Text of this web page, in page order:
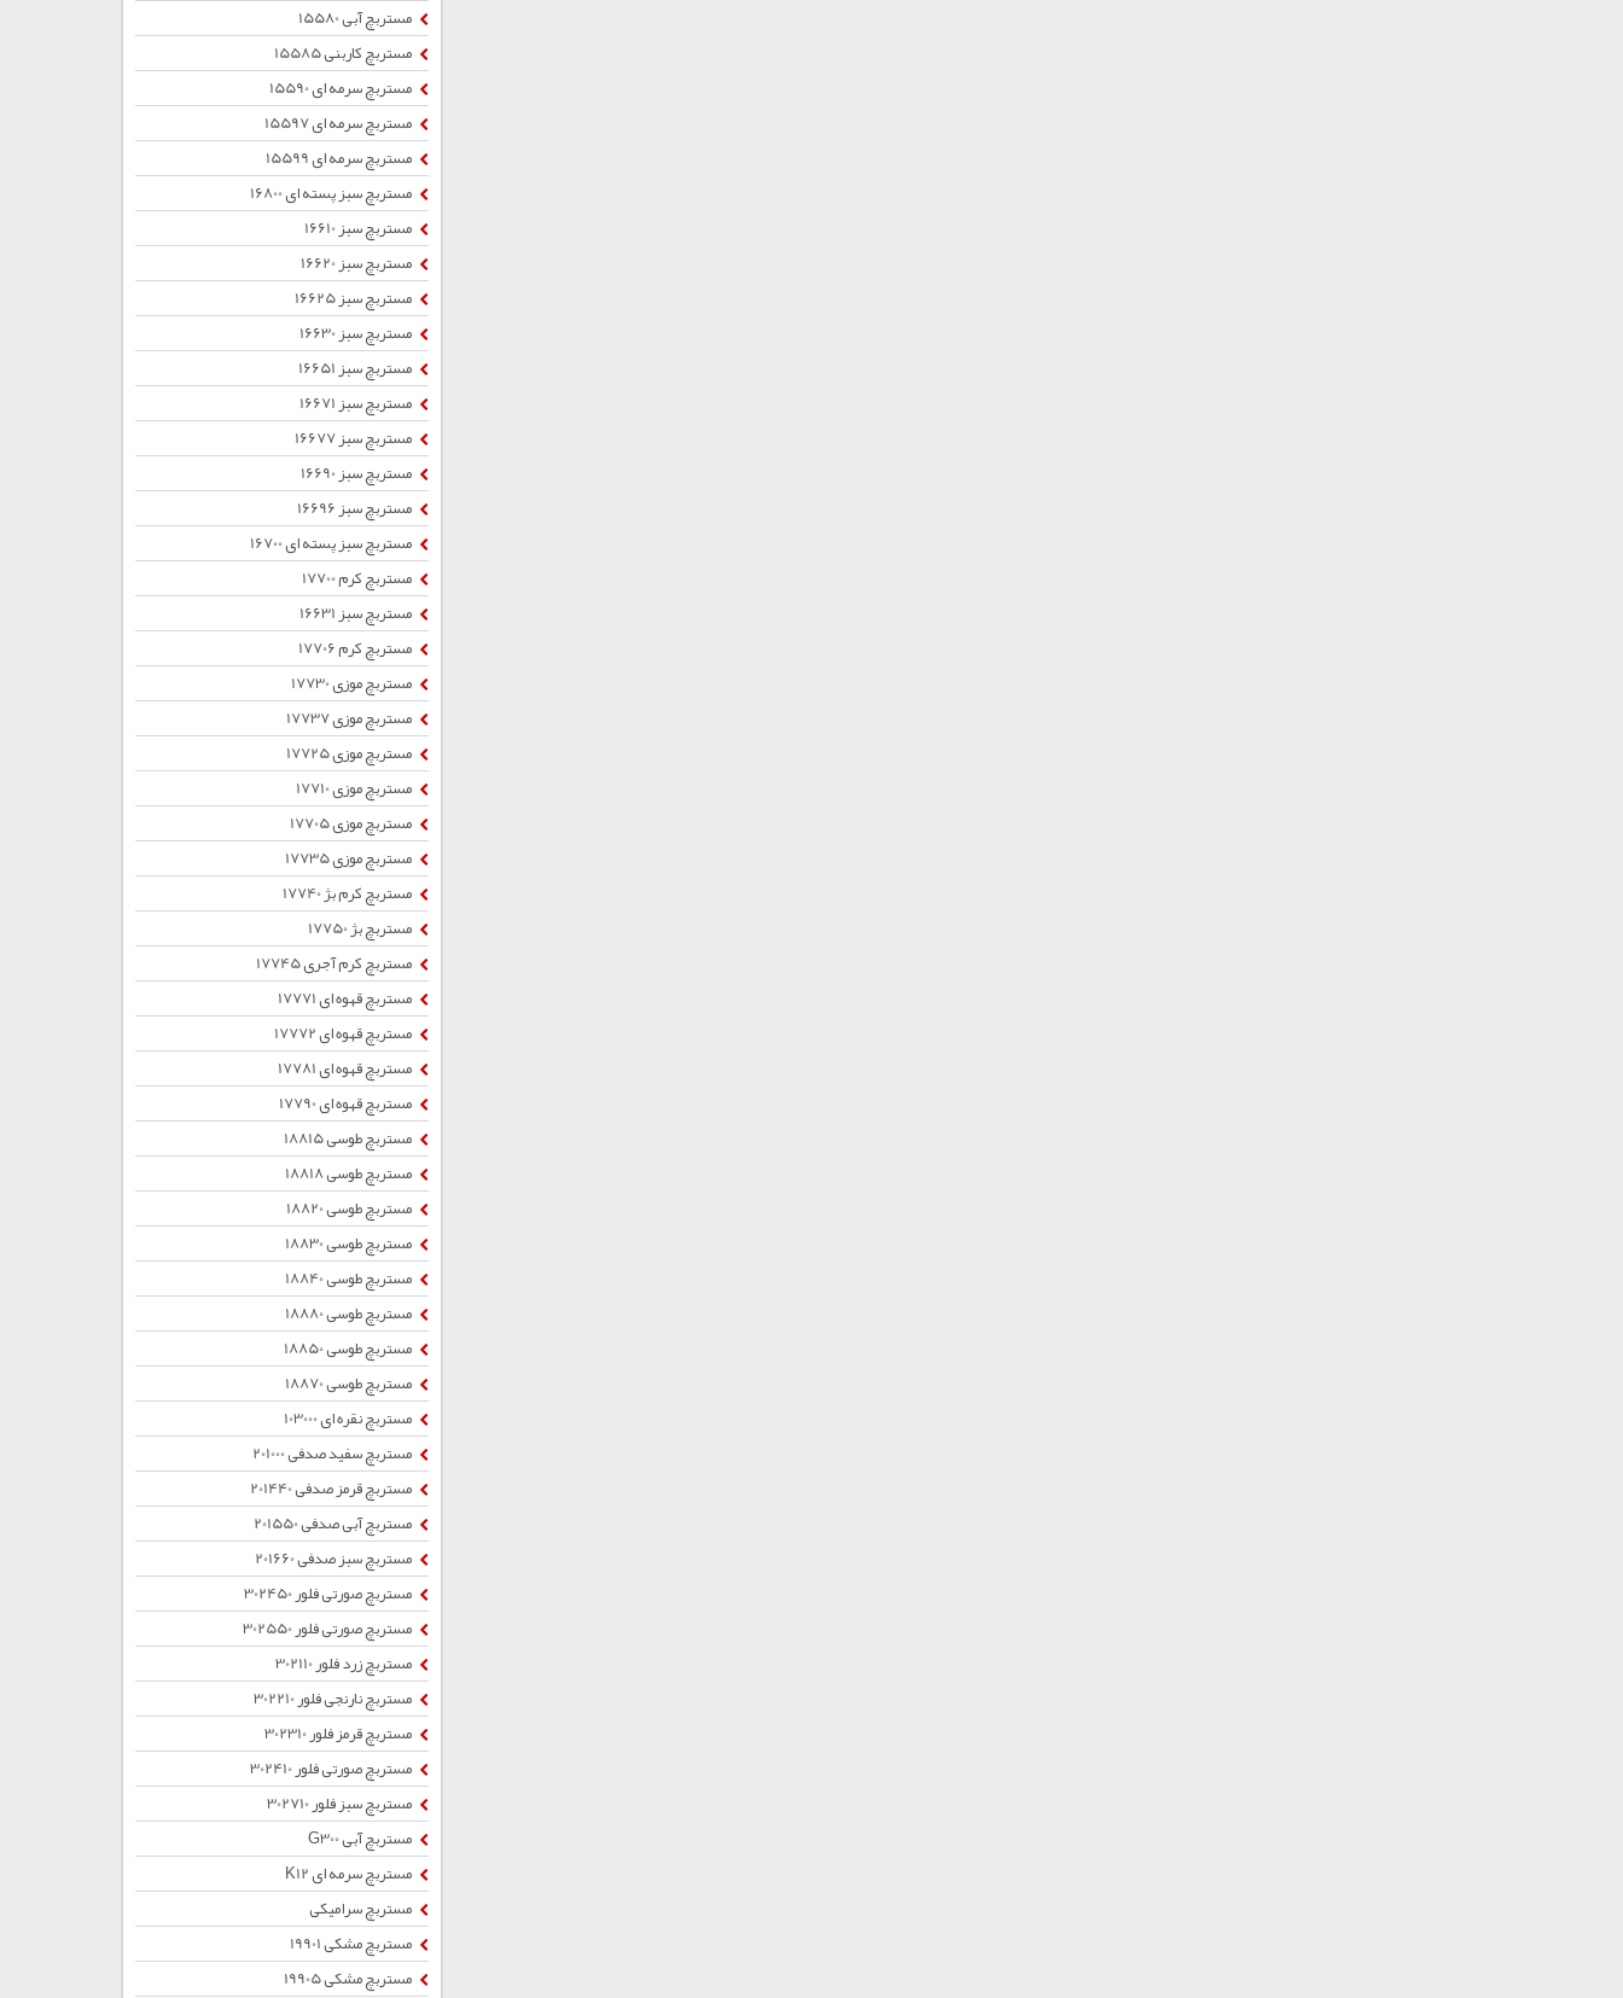
مستربچ آبی 15580
مستربچ کاربنی 15585
مستربچ سرمه ای 15590
مستربچ سرمه ای 15597
مستربچ سرمه ای 15599
مستربچ سبز پسته ای 16800
مستربچ سبز 16610
مستربچ سبز 16620
مستربچ سبز 16625
مستربچ سبز 16630
مستربچ سبز 16651
مستربچ سبز 16671
مستربچ سبز 16677
مستربچ سبز 16690
مستربچ سبز 16696
مستربچ سبز پسته ای 16700
مستربچ کرم 17700
مستربچ سبز 16631
مستربچ کرم 17706
مستربچ موزی 17730
مستربچ موزی 17737
مستربچ موزی 17725
مستربچ موزی 17710
مستربچ موزی 17705
مستربچ موزی 17735
مستربچ کرم بژ 17740
مستربچ بژ 17750
مستربچ کرم آجری 17745
مستربچ قهوه ای 17771
مستربچ قهوه ای 17772
مستربچ قهوه ای 17781
مستربچ قهوه ای 17790
مستربچ طوسی 18815
مستربچ طوسی 18818
مستربچ طوسی 18820
مستربچ طوسی 18830
مستربچ طوسی 18840
مستربچ طوسی 18880
مستربچ طوسی 18850
مستربچ طوسی 18870
مستربچ نقره ای 103000
مستربچ سفید صدفی 201000
مستربچ قرمز صدفی 201440
مستربچ آبی صدفی 201550
مستربچ سبز صدفی 201660
مستربچ صورتی فلور 302450
مستربچ صورتی فلور 302550
مستربچ زرد فلور 302110
مستربچ نارنجی فلور 302210
مستربچ قرمز فلور 302310
مستربچ صورتی فلور 302410
مستربچ سبز فلور 302710
مستربچ آبی G300
مستربچ سرمه ای K12
مستربچ سرامیکی
مستربچ مشکی 19901
مستربچ مشکی 19905